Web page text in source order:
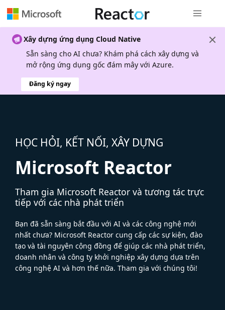
Xây dựng ứng dụng Cloud Native
Sẵn sàng cho AI chưa? Khám phá cách xây dựng và
mở rộng ứng dụng gốc đám mây với Azure.
Đăng ký ngay
HỌC HỎI, KẾT NỐI, XÂY DỰNG
Microsoft Reactor
Tham gia Microsoft Reactor và tương tác trực
tiếp với các nhà phát triển
Bạn đã sẵn sàng bắt đầu với AI và các công nghệ mới
nhất chưa? Microsoft Reactor cung cấp các sự kiện, đào
tạo và tài nguyên cộng đồng để giúp các nhà phát triển,
doanh nhân và công ty khởi nghiệp xây dựng dựa trên
công nghệ AI và hơn thế nữa. Tham gia với chúng tôi!